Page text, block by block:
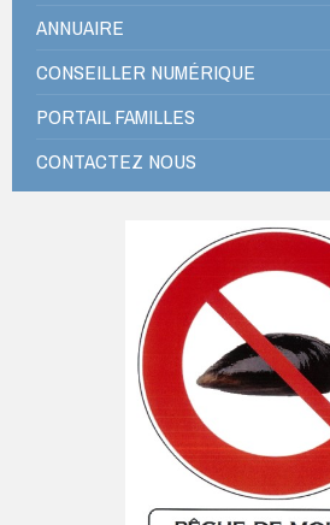
ANNUAIRE
CONSEILLER NUMÉRIQUE
PORTAIL FAMILLES
CONTACTEZ NOUS